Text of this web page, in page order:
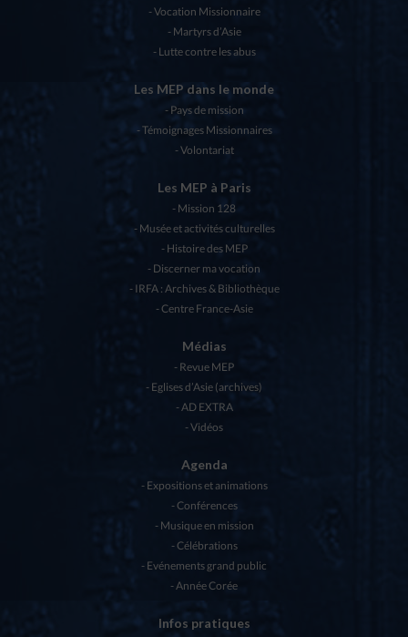
Vocation Missionnaire
Martyrs d’Asie
Lutte contre les abus
Les MEP dans le monde
Pays de mission
Témoignages Missionnaires
Volontariat
Les MEP à Paris
Mission 128
Musée et activités culturelles
Histoire des MEP
Discerner ma vocation
IRFA : Archives & Bibliothèque
Centre France-Asie
Médias
Revue MEP
Eglises d’Asie (archives)
AD EXTRA
Vidéos
Agenda
Expositions et animations
Conférences
Musique en mission
Célébrations
Evénements grand public
Année Corée
Infos pratiques